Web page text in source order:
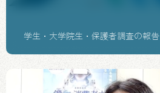
学生・大学院生・保護者調査の報告